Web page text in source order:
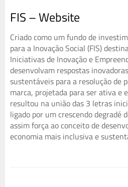
FIS – Website
Criado como um fundo de
para a Inovação Social (FIS)
Iniciativas de Inovação e
desenvolvam respostas
sustentáveis para a resolução de
marca, projetada para ser ativa e
resultou na união das 3 letras
ligado por um crescendo degradé
assim força ao conceito de
economia mais inclusiva e